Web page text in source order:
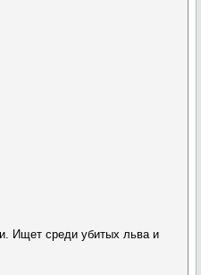
Ищет среди убитых льва и